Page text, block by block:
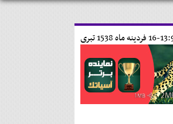
16 فردينه ماه 1538 تبری